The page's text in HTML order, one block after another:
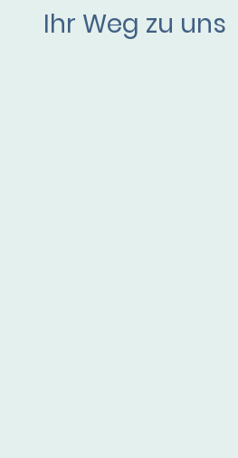
Ihr Weg zu uns